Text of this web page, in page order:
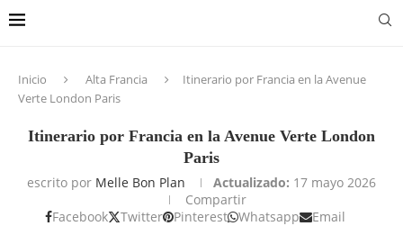
Inicio Alta Francia
Itinerario por Francia en la Avenue
Verte London Paris
Itinerario por Francia en la Avenue Verte London
Paris
escrito por Melle Bon Plan Actualizado: 17 mayo 2026
Compartir
Facebook
Twitter Pinterest Whatsapp Email